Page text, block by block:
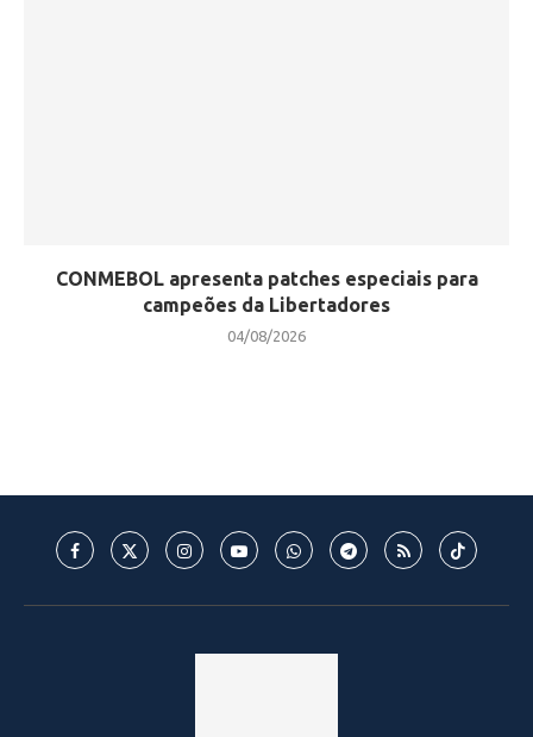
CONMEBOL apresenta patches especiais para
campeões da Libertadores
04/08/2026